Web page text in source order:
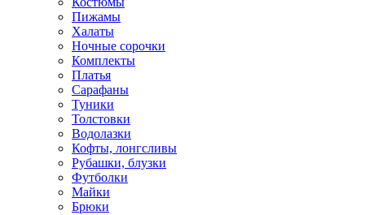
Пижамы
Халаты
Ночные сорочки
Комплекты
Платья
Сарафаны
Туники
Толстовки
Водолазки
Кофты, лонгсливы
Рубашки, блузки
Футболки
Майки
Брюки